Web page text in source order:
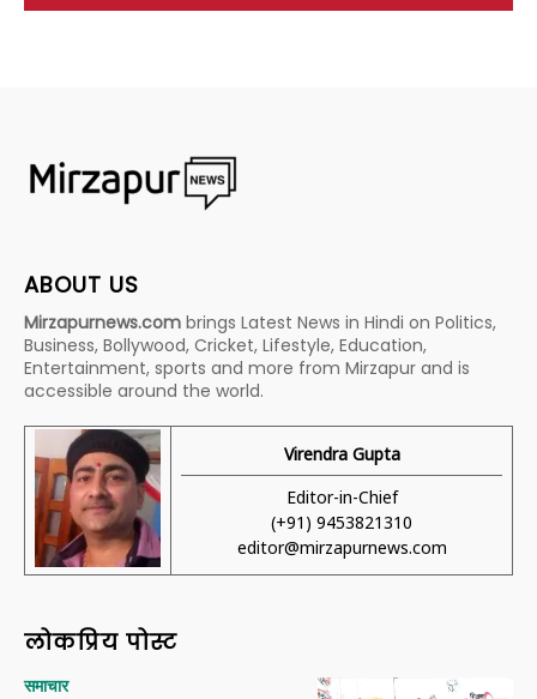
ABOUT US
Mirzapurnews.com brings Latest News in Hindi on Politics,
Business, Bollywood, Cricket, Lifestyle, Education,
Entertainment, sports and more from Mirzapur and is
accessible around the world.
Virendra Gupta
Editor-in-Chief
(+91) 9453821310
editor@mirzapurnews.com
लोकप्रिय पोस्ट
समाचार